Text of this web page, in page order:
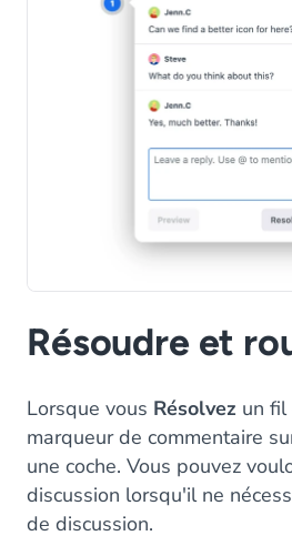
Résoudre et
Lorsque vous Résolvez un fil
marqueur de commentaire
une coche. Vous pouvez
discussion lorsqu'il ne
de discussion.